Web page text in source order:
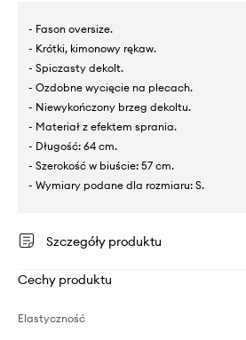
- Fason oversize.
- Krótki, kimonowy rękaw.
- Spiczasty dekolt.
- Ozdobne wycięcie na plecach.
- Niewykończony brzeg dekoltu.
- Materiał z efektem sprania.
- Długość: 64 cm.
- Szerokość w biuście: 57 cm.
- Wymiary podane dla rozmiaru: S.
Szczegóły produktu
Cechy produktu
Elastyczność